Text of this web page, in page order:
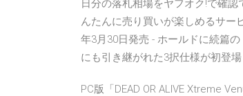
日分の落札相場をヤフオク!で確
んたんに売り買いが楽しめるサー
年3月30日発売 - ホールドに続篇
にも引き継がれた3択仕様が初登
PC版「DEAD OR ALIVE Xtreme